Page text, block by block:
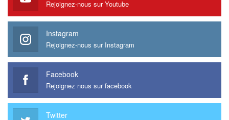
Rejoignez-nous sur Youtube
Instagram
Rejoignez-nous sur Instagram
Facebook
Rejoignez nous sur facebook
Twitter